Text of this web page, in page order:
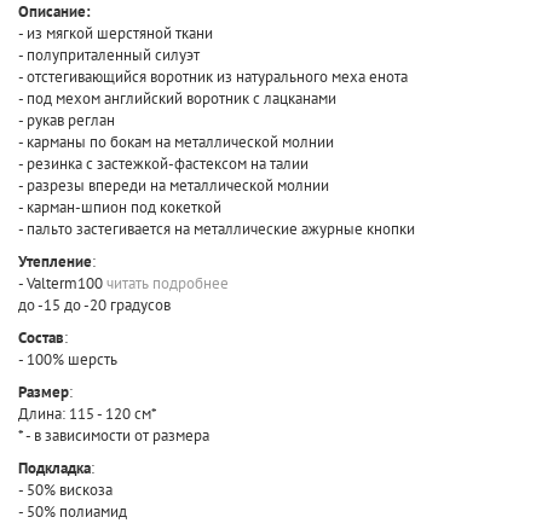
Описание:
- из мягкой шерстяной ткани
- полуприталенный силуэт
- отстегивающийся воротник из натурального меха енота
- под мехом английский воротник с лацканами
- рукав реглан
- карманы по бокам на металлической молнии
- резинка с застежкой-фастексом на талии
- разрезы впереди на металлической молнии
- карман-шпион под кокеткой
- пальто застегивается на металлические ажурные кнопки
Утепление:
- Valterm100читать подробнее
до -15 до -20 градусов
Состав:
- 100% шерсть
Размер:
Длина: 115 - 120 см*
* - в зависимости от размера
Подкладка:
- 50% вискоза
- 50% полиамид